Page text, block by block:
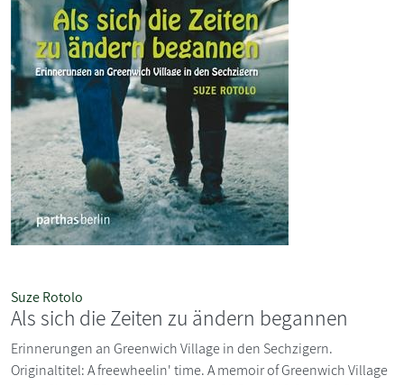
Suze Rotolo
Als sich die Zeiten zu ändern begannen
Erinnerungen an Greenwich Village in den Sechzigern.
Originaltitel: A freewheelin' time. A memoir of Greenwich Village